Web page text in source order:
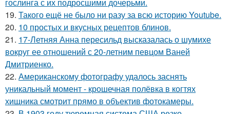
19. Такого ещё не было ни разу за всю историю Youtube.
20. 10 простых и вкусных рецептов блинов.
21. 17-Летняя Анна пересильд высказалась о шумихе
вокруг ее отношений с 20-летним певцом Ваней
Дмитриенко.
22. Американскому фотографу удалось заснять
уникальный момент - крошечная полёвка в когтях
хищника смотрит прямо в объектив фотокамеры.